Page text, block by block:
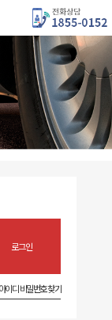
아이디 비밀번호 찾기